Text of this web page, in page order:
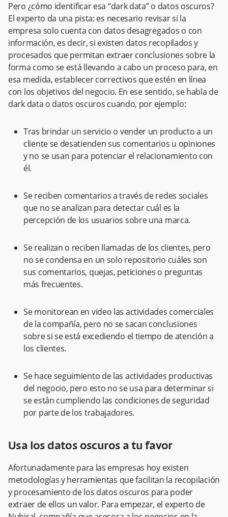
Pero ¿cómo identificar esa “dark data” o datos oscuros?
El experto da una pista: es necesario revisar si la
empresa solo cuenta con datos desagregados o con
información, es decir, si existen datos recopilados y
procesados que permitan extraer conclusiones sobre la
forma como se está llevando a cabo un proceso para, en
esa medida, establecer correctivos que estén en línea
con los objetivos del negocio. En ese sentido, se habla de
dark data o datos oscuros cuando, por ejemplo:
Tras brindar un servicio o vender un producto a un
cliente se desatienden sus comentarios u opiniones
y no se usan para potenciar el relacionamiento con
él.
Se reciben comentarios a través de redes sociales
que no se analizan para detectar cuál es la
percepción de los usuarios sobre una marca.
Se realizan o reciben llamadas de los clientes, pero
no se condensa en un solo repositorio cuáles son
sus comentarios, quejas, peticiones o preguntas
más frecuentes.
Se monitorean en video las actividades comerciales
de la compañía, pero no se sacan conclusiones
sobre si se está excediendo el tiempo de atención a
los clientes.
Se hace seguimiento de las actividades productivas
del negocio, pero esto no se usa para determinar si
se están cumpliendo las condiciones de seguridad
por parte de los trabajadores.
Usa los datos oscuros a tu favor
Afortunadamente para las empresas hoy existen
metodologías y herramientas que facilitan la recopilación
y procesamiento de los datos oscuros para poder
extraer de ellos un valor. Para empezar, el experto de